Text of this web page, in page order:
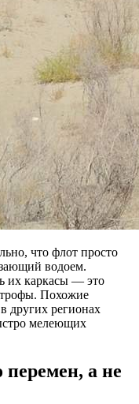
что флот просто
водоем.
их каркасы — это
Похожие
других регионах
мелеющих
перемен, а не